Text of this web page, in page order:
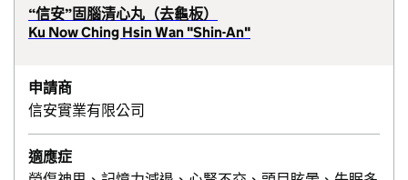
“信安”固腦清心丸（去龜板）
Ku Now Ching Hsin Wan "Shin-An"
申請商
信安實業有限公司
適應症